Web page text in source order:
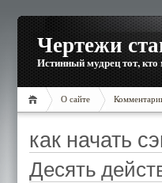
Чертежи
Истинный мудрец тот, кто
О сайте
как начать
Десять